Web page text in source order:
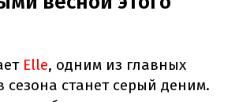
Elle, одним из главных
сезона станет серый деним.